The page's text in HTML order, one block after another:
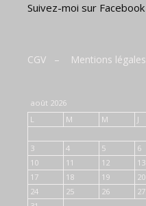
Suivez-moi sur Facebook
CGV – Mentions légales
août 2026
L
M M J
3
4 5 6
10
11 12 13
17
18 19 20
24
25 26 27